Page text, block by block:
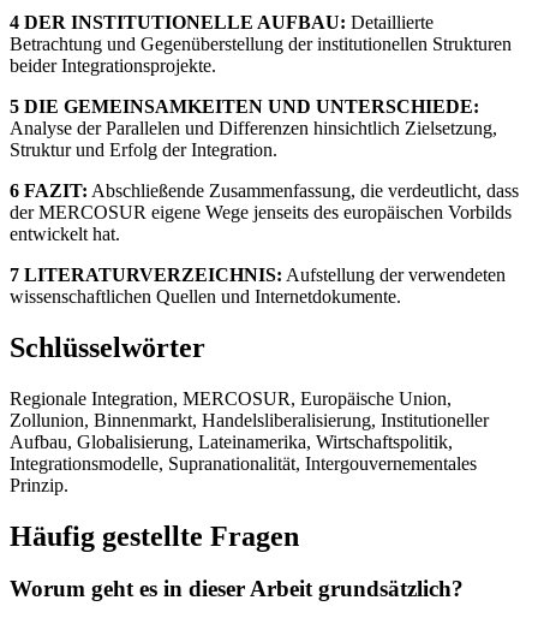
4 DER INSTITUTIONELLE AUFBAU: Detaillierte
Betrachtung und Gegenüberstellung der institutionellen Strukturen
beider Integrationsprojekte.
5 DIE GEMEINSAMKEITEN UND UNTERSCHIEDE:
Analyse der Parallelen und Differenzen hinsichtlich Zielsetzung,
Struktur und Erfolg der Integration.
6 FAZIT: Abschließende Zusammenfassung, die verdeutlicht, dass
der MERCOSUR eigene Wege jenseits des europäischen Vorbilds
entwickelt hat.
7 LITERATURVERZEICHNIS: Aufstellung der verwendeten
wissenschaftlichen Quellen und Internetdokumente.
Schlüsselwörter
Regionale Integration, MERCOSUR, Europäische Union,
Zollunion, Binnenmarkt, Handelsliberalisierung, Institutioneller
Aufbau, Globalisierung, Lateinamerika, Wirtschaftspolitik,
Integrationsmodelle, Supranationalität, Intergouvernementales
Prinzip.
Häufig gestellte Fragen
Worum geht es in dieser Arbeit grundsätzlich?